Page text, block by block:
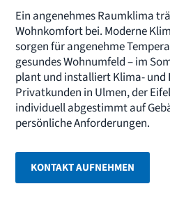
Ein angenehmes Raumklima
Wohnkomfort bei. Moderne
sorgen für angenehme
gesundes Wohnumfeld – im
plant und installiert Klima- und
Privatkunden in Ulmen, der
individuell abgestimmt auf
persönliche Anforderungen.
KONTAKT AUFNEHMEN